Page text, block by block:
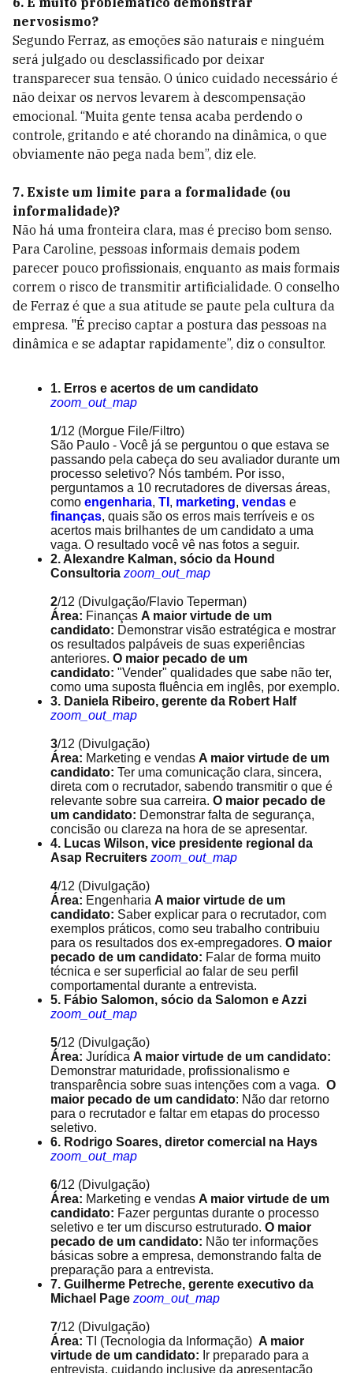
nervosismo?
Segundo Ferraz, as emoções são naturais e ninguém
será julgado ou desclassificado por deixar
transparecer sua tensão. O único cuidado necessário é
não deixar os nervos levarem à descompensação
emocional. “Muita gente tensa acaba perdendo o
controle, gritando e até chorando na dinâmica, o que
obviamente não pega nada bem”, diz ele.
7. Existe um limite para a formalidade (ou
informalidade)?
Não há uma fronteira clara, mas é preciso bom senso.
Para Caroline, pessoas informais demais podem
parecer pouco profissionais, enquanto as mais formais
correm o risco de transmitir artificialidade. O conselho
de Ferraz é que a sua atitude se paute pela cultura da
empresa. "É preciso captar a postura das pessoas na
dinâmica e se adaptar rapidamente”, diz o consultor.
1. Erros e acertos de um candidato
zoom_out_map
1/12 (Morgue File/Filtro)
São Paulo - Você já se perguntou o que estava se
passando pela cabeça do seu avaliador durante um
processo seletivo? Nós também. Por isso,
perguntamos a 10 recrutadores de diversas áreas,
como engenharia, TI , marketing, vendas e
finanças, quais são os erros mais terríveis e os
acertos mais brilhantes de um candidato a uma
vaga. O resultado você vê nas fotos a seguir.
2. Alexandre Kalman, sócio da Hound
Consultoria zoom_out_map
2/12 (Divulgação/Flavio Teperman)
Área: Finanças A maior virtude de um
candidato: Demonstrar visão estratégica e mostrar
os resultados palpáveis de suas experiências
anteriores. O maior pecado de um
candidato: "Vender" qualidades que sabe não ter,
como uma suposta fluência em inglês, por exemplo.
3. Daniela Ribeiro, gerente da Robert Half
zoom_out_map
3/12 (Divulgação)
Área: Marketing e vendas A maior virtude de um
candidato: Ter uma comunicação clara, sincera,
direta com o recrutador, sabendo transmitir o que é
relevante sobre sua carreira. O maior pecado de
um candidato: Demonstrar falta de segurança,
concisão ou clareza na hora de se apresentar.
4. Lucas Wilson, vice presidente regional da
Asap Recruiters zoom_out_map
4/12 (Divulgação)
Área: Engenharia A maior virtude de um
candidato: Saber explicar para o recrutador, com
exemplos práticos, como seu trabalho contribuiu
para os resultados dos ex-empregadores. O maior
pecado de um candidato: Falar de forma muito
técnica e ser superficial ao falar de seu perfil
comportamental durante a entrevista.
5. Fábio Salomon, sócio da Salomon e Azzi
zoom_out_map
5/12 (Divulgação)
Área: Jurídica A maior virtude de um candidato:
Demonstrar maturidade, profissionalismo e
transparência sobre suas intenções com a vaga. O
maior pecado de um candidato: Não dar retorno
para o recrutador e faltar em etapas do processo
seletivo.
6. Rodrigo Soares, diretor comercial na Hays
zoom_out_map
6/12 (Divulgação)
Área: Marketing e vendas A maior virtude de um
candidato: Fazer perguntas durante o processo
seletivo e ter um discurso estruturado. O maior
pecado de um candidato: Não ter informações
básicas sobre a empresa, demonstrando falta de
preparação para a entrevista.
7. Guilherme Petreche, gerente executivo da
Michael Page zoom_out_map
7/12 (Divulgação)
Área: TI (Tecnologia da Informação) A maior
virtude de um candidato: Ir preparado para a
entrevista, cuidando inclusive da apresentação